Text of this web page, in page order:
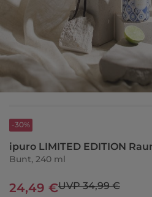
-30%
ipuro LIMITED EDITION
Bunt, 240 ml
24,49 €UVP 34,99 €